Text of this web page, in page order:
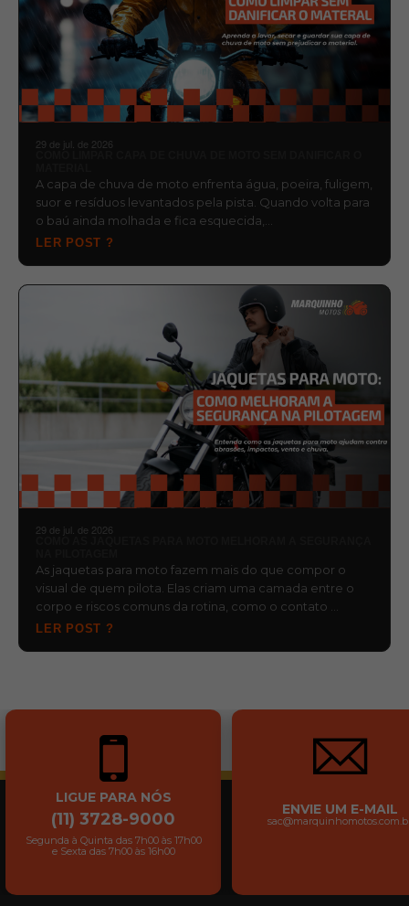
29 de jul. de 2026
A capa de chuva de moto enfrenta água, poeira, fuligem,
suor e resíduos levantados pela pista. Quando volta para
o baú ainda molhada e fica esquecida,…
LER POST ?
29 de jul. de 2026
As jaquetas para moto fazem mais do que compor o
visual de quem pilota. Elas criam uma camada entre o
corpo e riscos comuns da rotina, como o contato …
LER POST ?
LIGUE PARA NÓS
(11) 3728-9000
Segunda à Quinta das 7h00 às 17h00
e Sexta das 7h00 às 16h00
ENVIE UM E-MAIL